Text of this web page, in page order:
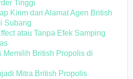
Tinggi
Kirim dari Alamat Agen British
Subang
atau Tanpa Efek Samping
Memilih British Propolis di
Mitra British Propolis